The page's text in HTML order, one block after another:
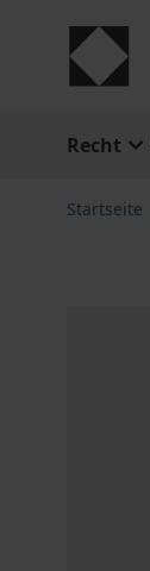
Recht
Startseite